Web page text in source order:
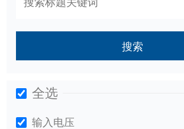
搜索
全选
输入电压